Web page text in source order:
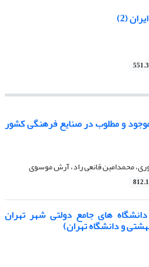
(2)
و مطلوب در صنایع فرهنگی کشور
محمدامین قانعی راد، آرش موسوی
های جامع دولتی شهر تهران
و دانشگاه تهران)